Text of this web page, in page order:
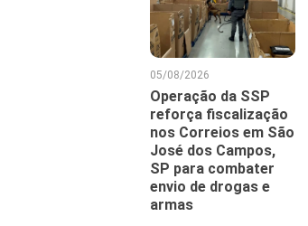
05/08/2026
Operação da SSP
reforça fiscalização
nos Correios em São
José dos Campos,
SP para combater
envio de drogas e
armas